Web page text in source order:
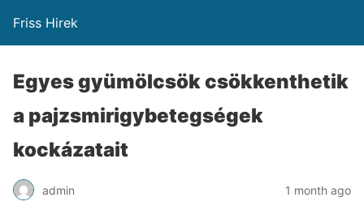
Friss Hirek
Egyes gyümölcsök csökkenthetik
a pajzsmirigybetegségek
kockázatait
admin 1 month ago